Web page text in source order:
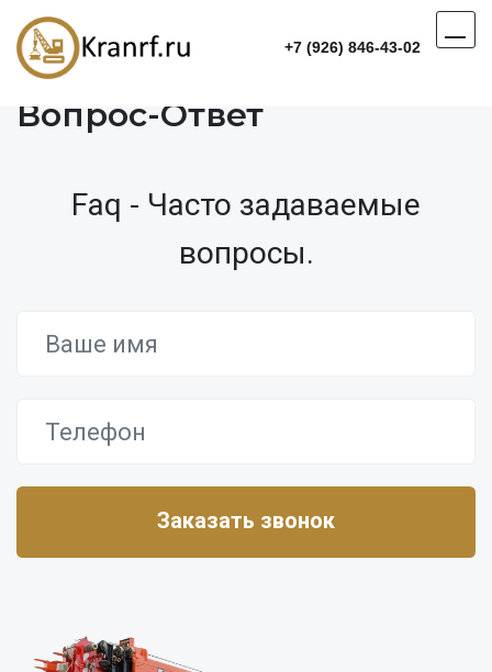
+7 (926) 846-43-02
Вопрос-Ответ
Faq - Часто задаваемые
вопросы.